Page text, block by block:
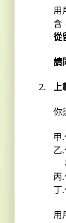
用
含
從
請
上
你
甲.
乙.
丙.
丁.
用